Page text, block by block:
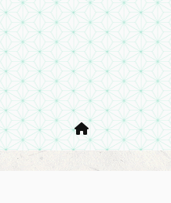
ホーム Jun